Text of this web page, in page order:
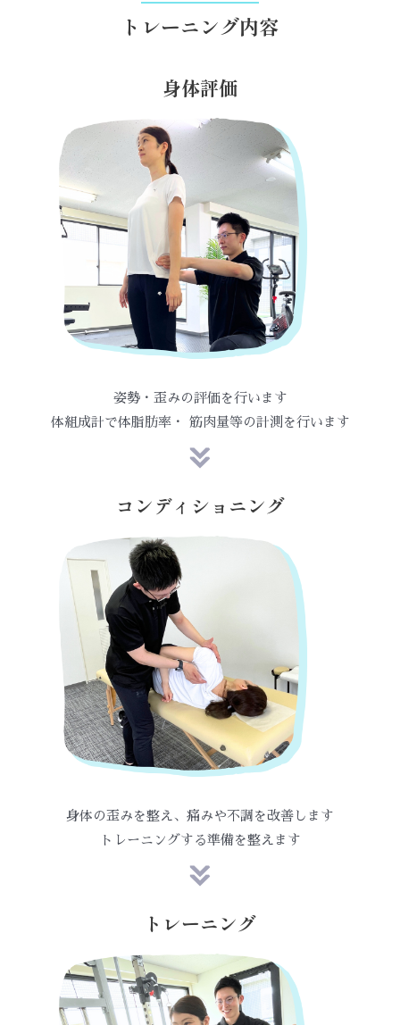
トレーニング内容
身体評価
姿勢・歪みの評価を行います
体組成計で体脂肪率・ 筋肉量等の計測を行います
コンディショニング
身体の歪みを整え、痛みや不調を改善します
トレーニングする準備を整えます
トレーニング